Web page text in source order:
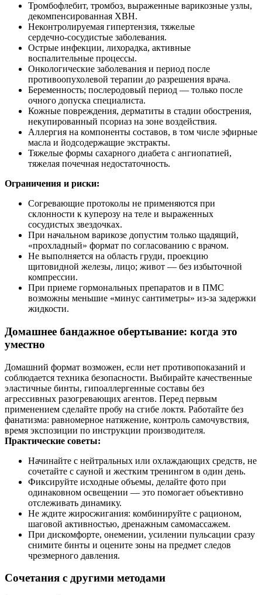
Тромбофлебит, тромбоз, выраженные варикозные узлы,
декомпенсированная ХВН.
Неконтролируемая гипертензия, тяжелые
сердечно‑сосудистые заболевания.
Острые инфекции, лихорадка, активные
воспалительные процессы.
Онкологические заболевания и период после
противоопухолевой терапии до разрешения врача.
Беременность; послеродовый период — только после
очного допуска специалиста.
Кожные повреждения, дерматиты в стадии обострения,
некупированный псориаз на зоне воздействия.
Аллергия на компоненты составов, в том числе эфирные
масла и йодсодержащие экстракты.
Тяжелые формы сахарного диабета с ангиопатией,
тяжелая почечная недостаточность.
Ограничения и риски:
Согревающие протоколы не применяются при
склонности к куперозу на теле и выраженных
сосудистых звездочках.
При начальном варикозе допустим только щадящий,
«прохладный» формат по согласованию с врачом.
Не выполняется на область груди, проекцию
щитовидной железы, лицо; живот — без избыточной
компрессии.
При приеме гормональных препаратов и в ПМС
возможны меньшие «минус сантиметры» из‑за задержки
жидкости.
Домашнее бандажное обертывание: когда это
уместно
Домашний формат возможен, если нет противопоказаний и
соблюдается техника безопасности. Выбирайте качественные
эластичные бинты, гипоаллергенные составы без
агрессивных разогревающих агентов. Перед первым
применением сделайте пробу на сгибе локтя. Работайте без
фанатизма: равномерное натяжение, контроль самочувствия,
время экспозиции по инструкции производителя.
Практические советы:
Начинайте с нейтральных или охлаждающих средств, не
сочетайте с сауной и жестким тренингом в один день.
Фиксируйте исходные объемы, делайте фото при
одинаковном освещении — это помогает объективно
отслеживать динамику.
Не ждите жиросжигания: комбинируйте с рационом,
шаговой активностью, дренажным самомассажем.
При дискомфорте, онемении, усилении пульсации сразу
снимите бинты и оцените зоны на предмет следов
чрезмерного давления.
Сочетания с другими методами